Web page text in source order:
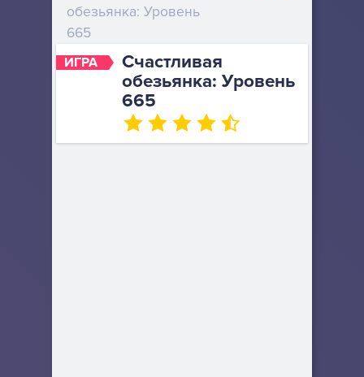
ИГРА
Счастливая
обезьянка: Уровень
665
обезьянка: Уровень
665